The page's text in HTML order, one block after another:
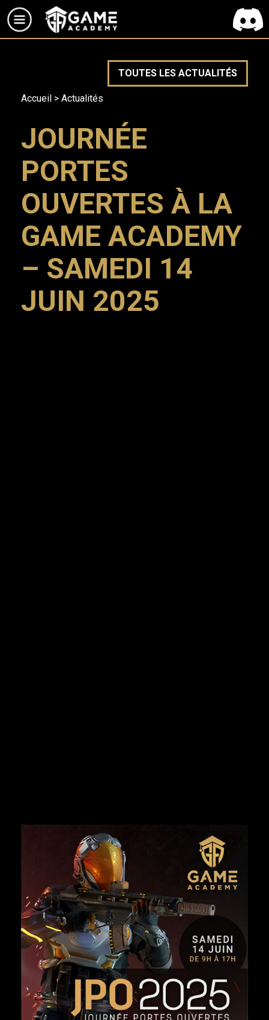
TOUTES LES ACTUALITÉS
Accueil > Actualités
JOURNÉE
PORTES
OUVERTES À LA
GAME ACADEMY
– SAMEDI 14
JUIN 2025